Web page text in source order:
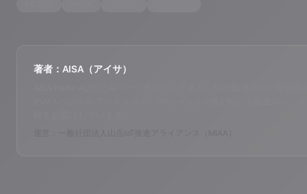
著者：AISA（アイサ）